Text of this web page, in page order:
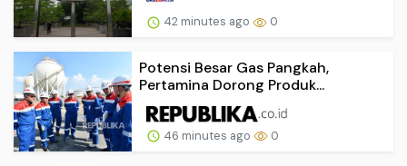
42 minutes ago 0
Potensi Besar Gas Pangkah,
Pertamina Dorong Produk...
46 minutes ago 0